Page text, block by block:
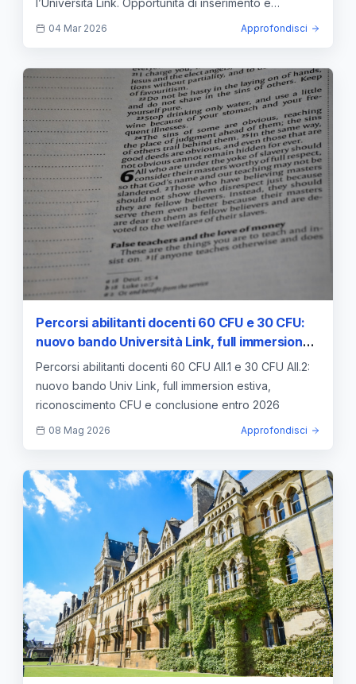
aggiornamento rapido.
04 Mar 2026 Approfondisci
Percorsi abilitanti docenti 60 CFU e 30 CFU:
nuovo bando Università Link, full immersion
estiva e abilitazione entro il 2026
Percorsi abilitanti docenti 60 CFU All.1 e 30 CFU All.2:
nuovo bando Univ Link, full immersion estiva,
riconoscimento CFU e conclusione entro 2026
08 Mag 2026 Approfondisci